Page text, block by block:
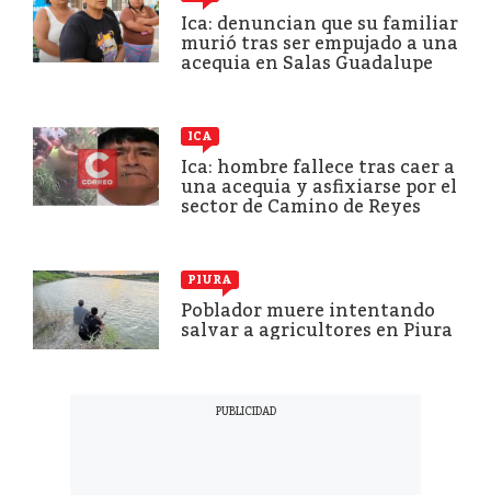
Ica: denuncian que su familiar
murió tras ser empujado a una
acequia en Salas Guadalupe
ICA
Ica: hombre fallece tras caer a
una acequia y asfixiarse por el
sector de Camino de Reyes
PIURA
Poblador muere intentando
salvar a agricultores en Piura